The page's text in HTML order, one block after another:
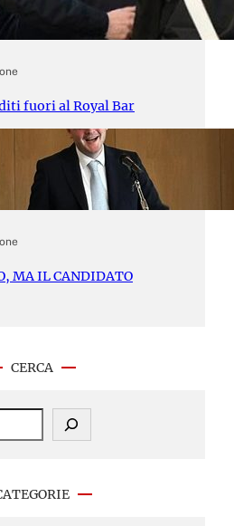
fuori al Royal Bar
MA IL CANDIDATO
CERCA